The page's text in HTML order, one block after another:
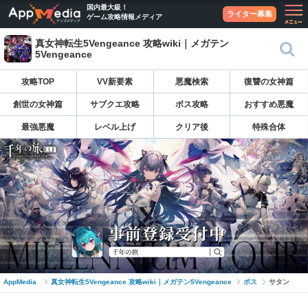
国内最大級！
ゲーム攻略情報メディア
ライター募集
真女神転生5Vengeance 攻略wiki｜メガテン
5Vengeance
攻略TOP VV新要素 悪魔検索 復讐の女神篇
創世の女神篇 サブクエ攻略 ボス攻略 おすすめ悪魔
最強悪魔 レベル上げ クリア後 特殊合体
AppMedia 真女神転生5Vengeance 攻略wiki｜メガテン5Vengeance ボス サタン